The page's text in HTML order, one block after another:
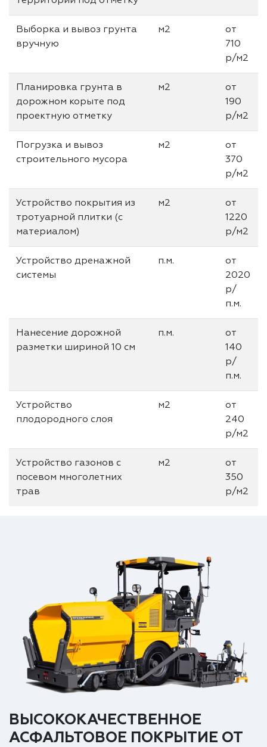
Выборка и вывоз грунта
вручную
м2
от
710
р/м2
Планировка грунта в
дорожном корыте под
проектную отметку
м2
от
190
р/м2
Погрузка и вывоз
строительного мусора
м2
от
370
р/м2
Устройство покрытия из
тротуарной плитки (с
материалом)
м2
от
1220
р/м2
Устройство дренажной
системы
п.м.
от
2020
р/
п.м.
Нанесение дорожной
разметки шириной 10 см
п.м.
от
140
р/
п.м.
Устройство
плодородного слоя
м2
от
240
р/м2
Устройство газонов с
посевом многолетних
трав
м2
от
350
р/м2
ВЫСОКОКАЧЕСТВЕННОЕ
АСФАЛЬТОВОЕ ПОКРЫТИЕ ОТ